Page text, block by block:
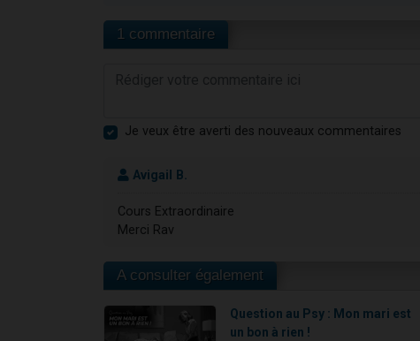
1 commentaire
Je veux être averti des nouveaux commentaires
Avigail B.
Cours Extraordinaire
Merci Rav
A consulter également
Question au Psy : Mon mari est
un bon à rien !